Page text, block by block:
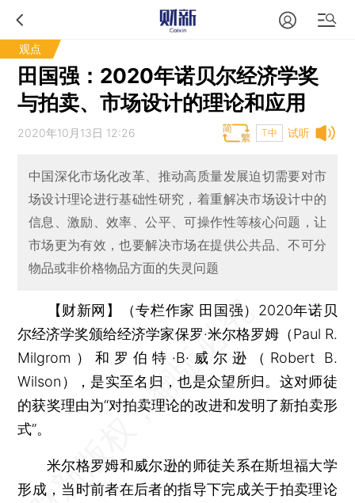
观点
田国强：2020年诺贝尔经济学奖
与拍卖、市场设计的理论和应用
试听
2020年10月13日 12:26 T中
中国深化市场化改革、推动高质量发展迫切需要对市
场设计理论进行基础性研究，着重解决市场设计中的
信息、激励、效率、公平、可操作性等核心问题，让
市场更为有效，也要解决市场在提供公共品、不可分
物品或非价格物品方面的失灵问题
【财新网】（专栏作家 田国强） 2020年诺贝
尔经济学奖颁给经济学家保罗·米尔格罗姆（Paul R.
Milgrom）和罗伯特·B·威尔逊（Robert B.
Wilson），是实至名归，也是众望所归。这对师徒
的获奖理由为“对拍卖理论的改进和发明了新拍卖形
式”。
米尔格罗姆和威尔逊的师徒关系在斯坦福大学
形成，当时前者在后者的指导下完成关于拍卖理论